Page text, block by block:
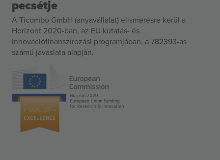
pecsétje
A Ticombo GmbH (anyavállalat) elismerésre kerül a
Horizont 2020-ban, az EU kutatás- és
innovációfinanszírozási programjában, a 782393-as
számú javaslata alapján.